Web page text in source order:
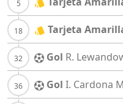
Tarjeta
Gol R.
Gol I. Cardona